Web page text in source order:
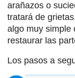
arañazos o
tratará de
algo muy simple
restaurar las
Los pasos a